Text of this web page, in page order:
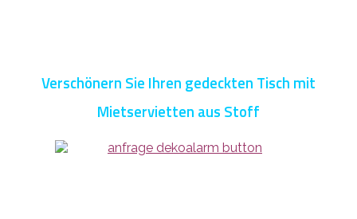
Verschönern Sie Ihren gedeckten Tisch mit
Mietservietten aus Stoff